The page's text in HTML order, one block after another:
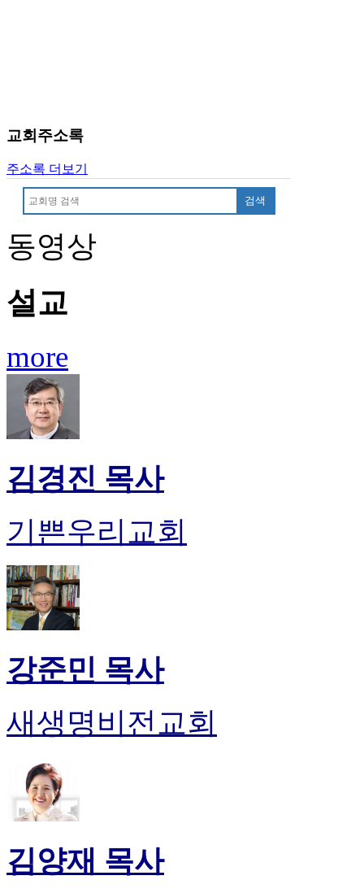
시
대
교회주소록
주소록 더보기
검색
동영상
설교
more
김경진 목사
기쁜우리교회
강준민 목사
새생명비전교회
김양재 목사